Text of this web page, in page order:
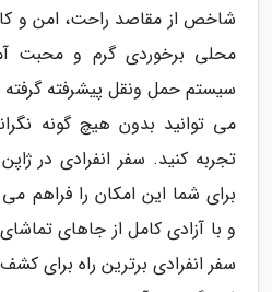
شاخص از مقاصد راحت، امن و
محلی برخوردی گرم و محبت
سیستم حمل ونقل پیشرفته گرفته
می توانید بدون هیچ گونه
تجربه کنید. سفر انفرادی در
برای شما این امکان را فراهم
و با آزادی کامل از جاهای
سفر انفرادی برترین راه برای